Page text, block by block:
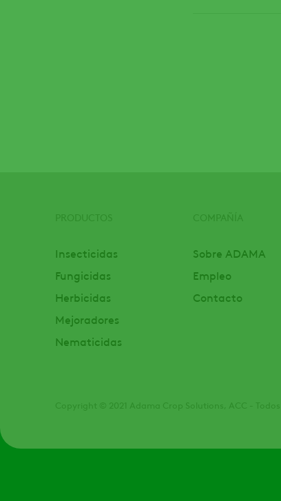
Insecticidas
Fungicidas
Herbicidas
Mejoradores
Nematicidas
Sobre ADAMA
Empleo
Contacto